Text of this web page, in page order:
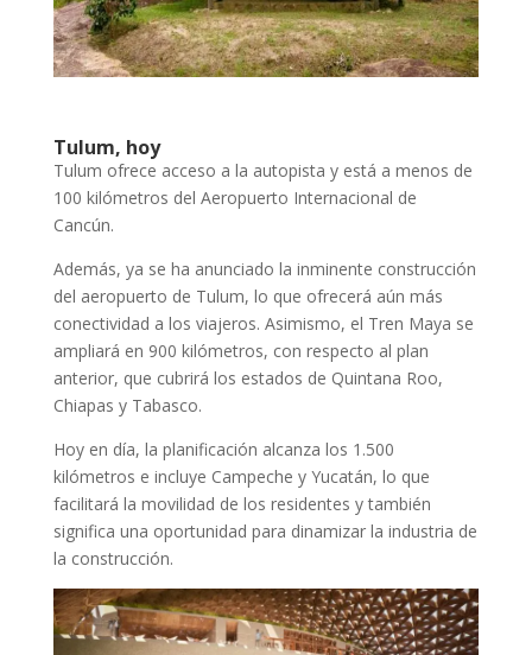
Tulum, hoy
Tulum ofrece acceso a la autopista y está a menos de
100 kilómetros del Aeropuerto Internacional de
Cancún.
Además, ya se ha anunciado la inminente construcción
del aeropuerto de Tulum, lo que ofrecerá aún más
conectividad a los viajeros. Asimismo, el Tren Maya se
ampliará en 900 kilómetros, con respecto al plan
anterior, que cubrirá los estados de Quintana Roo,
Chiapas y Tabasco.
Hoy en día, la planificación alcanza los 1.500
kilómetros e incluye Campeche y Yucatán, lo que
facilitará la movilidad de los residentes y también
significa una oportunidad para dinamizar la industria de
la construcción.